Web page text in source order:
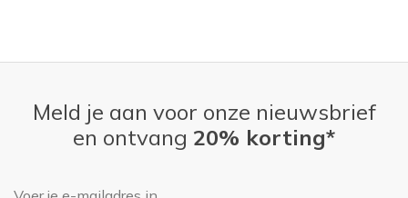
Meld je aan voor onze nieuwsbrief
en ontvang 20% korting*
E-mailadres